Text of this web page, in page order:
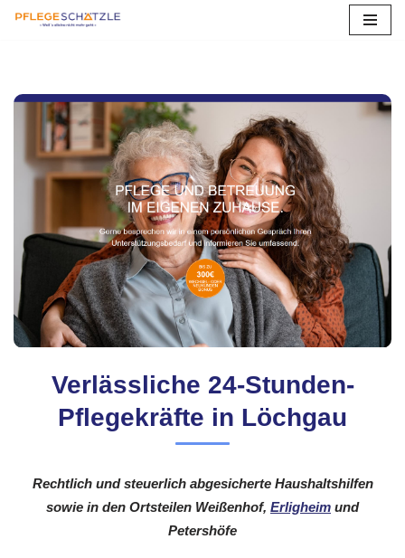
springen
Verlässliche 24-Stunden-
Pflegekräfte in Löchgau
Rechtlich und steuerlich abgesicherte Haushaltshilfen
sowie in den Ortsteilen Weißenhof, Erligheim und
Petershöfe